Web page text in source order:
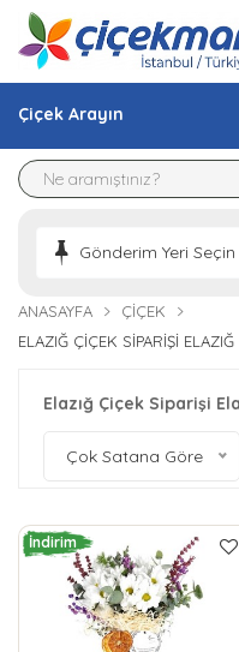
Çiçek Arayın
Gönderim Yeri Seçin
ANASAYFA
ÇIÇEK
ELAZIĞ ÇIÇEK SIPARIŞI
Elazığ Çiçek Siparişi
Çok Satana Göre
İndirim